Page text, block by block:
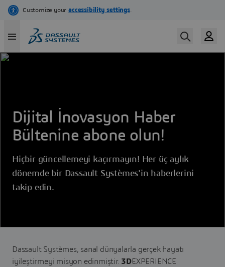
Ana
içeriğe
Dijital İnovasyon Haber
Bültenine abone olun!
Hiçbir güncellemeyi kaçırmayın! Her üç aylık
dönemde bir Dassault Systèmes'in haberlerini
takip edin.
Dassault Systèmes, sanal dünyalarla gerçek hayatı
iyileştirmeyi misyon edinmiştir. 3DEXPERIENCE